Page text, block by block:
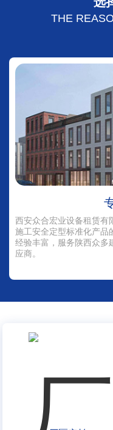
THE
西安众合宏业设备租赁有
施工安全定型标准化产品
经验丰富，服务陕西众多
应商。